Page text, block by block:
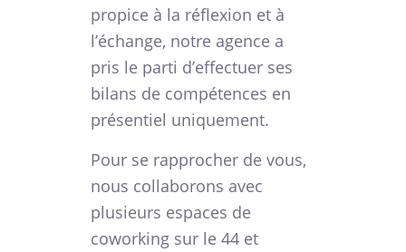
propice à la réflexion et à
l’échange, notre agence a
pris le parti d’effectuer ses
bilans de compétences en
présentiel uniquement.
Pour se rapprocher de vous,
nous collaborons avec
plusieurs espaces de
coworking sur le 44 et